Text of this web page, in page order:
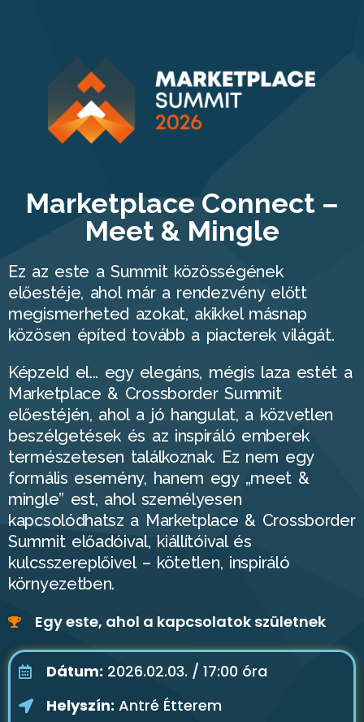
Marketplace Connect –
Meet & Mingle
Ez az este a Summit közösségének
előestéje, ahol már a rendezvény előtt
megismerheted azokat, akikkel másnap
közösen építed tovább a piacterek világát.
Képzeld el... egy elegáns, mégis laza estét a
Marketplace & Crossborder Summit
előestéjén, ahol a jó hangulat, a közvetlen
beszélgetések és az inspiráló emberek
természetesen találkoznak. Ez nem egy
formális esemény, hanem egy „meet &
mingle” est, ahol személyesen
kapcsolódhatsz a Marketplace & Crossborder
Summit előadóival, kiállítóival és
kulcsszereplőivel – kötetlen, inspiráló
környezetben.
Egy este, ahol a kapcsolatok születnek
Dátum: 2026.02.03. / 17:00 óra
Helyszín: Antré Étterem